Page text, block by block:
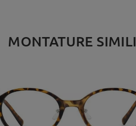
MONTATURE SIMILI